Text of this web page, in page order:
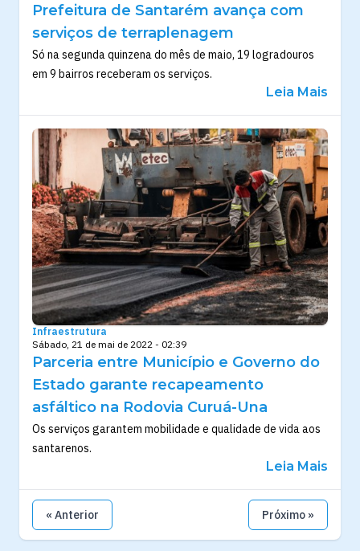
Prefeitura de Santarém avança com
serviços de terraplenagem
Só na segunda quinzena do mês de maio, 19 logradouros
em 9 bairros receberam os serviços.
Leia Mais
Infraestrutura
Sábado, 21 de mai de 2022 - 02:39
Parceria entre Município e Governo do
Estado garante recapeamento
asfáltico na Rodovia Curuá-Una
Os serviços garantem mobilidade e qualidade de vida aos
santarenos.
Leia Mais
« Anterior Próximo »